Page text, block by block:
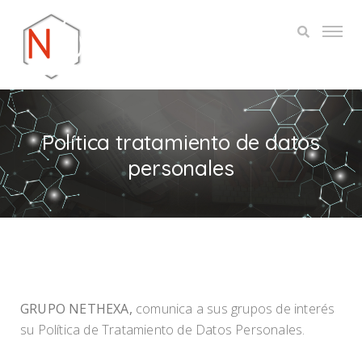
Política tratamiento de datos
personales
GRUPO NETHEXA, comunica a sus grupos de interés
su Política de Tratamiento de Datos Personales.